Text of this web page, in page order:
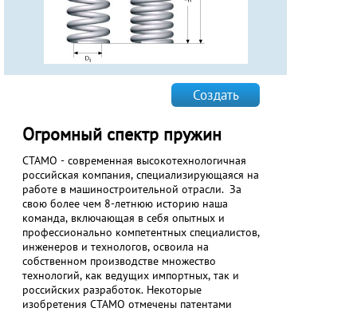
Создать
Огромный спектр пружин
СТАМО - современная высокотехнологичная
российская компания, специализирующаяся на
работе в машиностроительной отрасли. За
свою более чем 8-летнюю историю наша
команда, включающая в себя опытных и
профессионально компетентных специалистов,
инженеров и технологов, освоила на
собственном производстве множество
технологий, как ведущих импортных, так и
российских разработок. Некоторые
изобретения СТАМО отмечены патентами